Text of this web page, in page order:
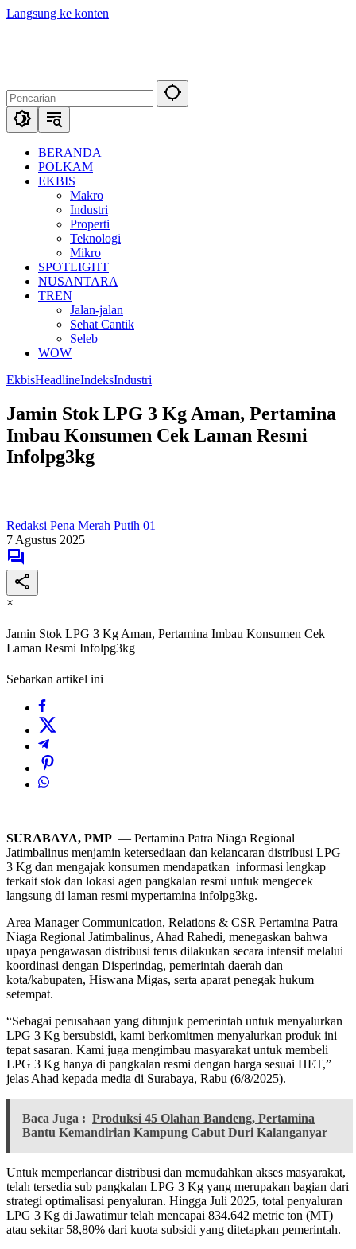
Langsung ke konten
BERANDA
POLKAM
EKBIS
Makro
Industri
Properti
Teknologi
Mikro
SPOTLIGHT
NUSANTARA
TREN
Jalan-jalan
Sehat Cantik
Seleb
WOW
EkbisHeadlineIndeksIndustri
Jamin Stok LPG 3 Kg Aman, Pertamina
Imbau Konsumen Cek Laman Resmi
Infolpg3kg
Redaksi Pena Merah Putih 01
7 Agustus 2025
×
Jamin Stok LPG 3 Kg Aman, Pertamina Imbau Konsumen Cek
Laman Resmi Infolpg3kg
Sebarkan artikel ini
SURABAYA, PMP — Pertamina Patra Niaga Regional
Jatimbalinus menjamin ketersediaan dan kelancaran distribusi LPG
3 Kg dan mengajak konsumen mendapatkan informasi lengkap
terkait stok dan lokasi agen pangkalan resmi untuk mengecek
langsung di laman resmi mypertamina infolpg3kg.
Area Manager Communication, Relations & CSR Pertamina Patra
Niaga Regional Jatimbalinus, Ahad Rahedi, menegaskan bahwa
upaya pengawasan distribusi terus dilakukan secara intensif melalui
koordinasi dengan Disperindag, pemerintah daerah dan
kota/kabupaten, Hiswana Migas, serta aparat penegak hukum
setempat.
“Sebagai perusahaan yang ditunjuk pemerintah untuk menyalurkan
LPG 3 Kg bersubsidi, kami berkomitmen menyalurkan produk ini
tepat sasaran. Kami juga mengimbau masyarakat untuk membeli
LPG 3 Kg hanya di pangkalan resmi dengan harga sesuai HET,”
jelas Ahad kepada media di Surabaya, Rabu (6/8/2025).
Baca Juga : Produksi 45 Olahan Bandeng, Pertamina
Bantu Kemandirian Kampung Cabut Duri Kalanganyar
Untuk memperlancar distribusi dan memudahkan akses masyarakat,
telah tersedia sub pangkalan LPG 3 Kg yang merupakan bagian dari
strategi optimalisasi penyaluran. Hingga Juli 2025, total penyaluran
LPG 3 Kg di Jawatimur telah mencapai 834.642 metric ton (MT)
atau sekitar 58,80% dari kuota subsidi yang ditetapkan pemerintah.